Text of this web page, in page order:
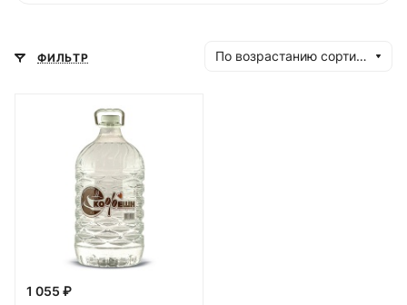
ФИЛЬТР По возрастанию сортировки
1 055 ₽